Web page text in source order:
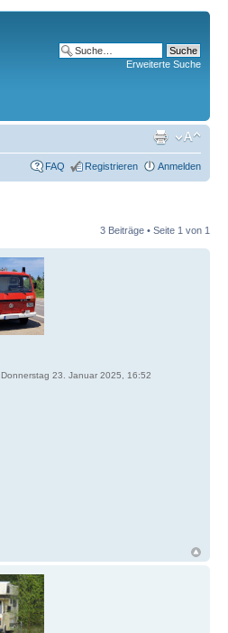
Erweiterte Suche
FAQ Registrieren Anmelden
3 Beiträge • Seite 1 von 1
Donnerstag 23. Januar 2025, 16:52